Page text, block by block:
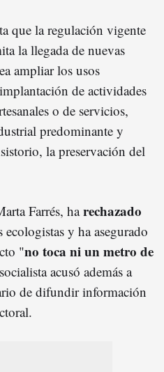
que la regulación vigente
la llegada de nuevas
ampliar los usos
de actividades
o de servicios,
predominante y
la preservación del
Farrés, harechazado
y ha asegurado
"no toca ni un metro de
acusó además a
de difundir información